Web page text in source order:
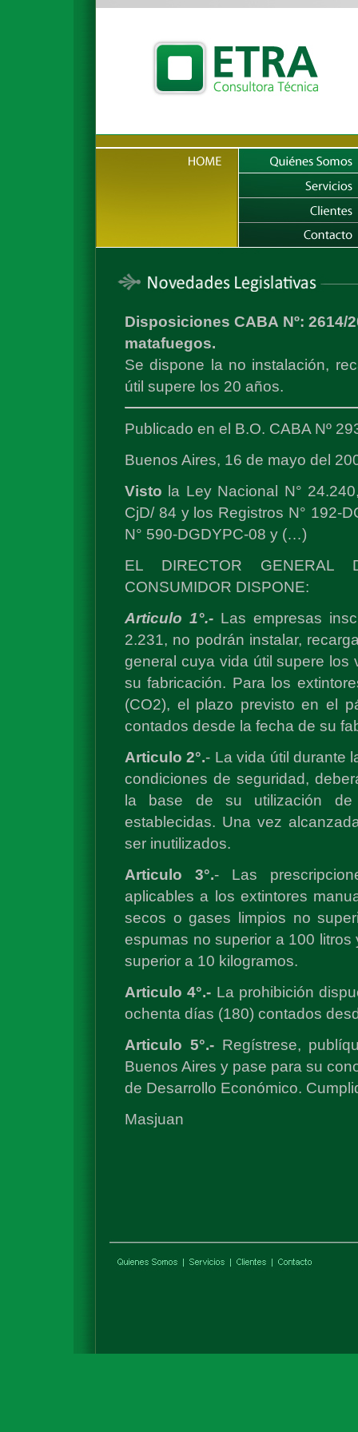
Disposiciones CABA Nº: 2614/
matafuegos.
Se dispone la no instalación,
útil supere los 20 años.
Publicado en el B.O. CABA Nº
Buenos Aires, 16 de mayo del
Visto la Ley Nacional N°
CjD/ 84 y los Registros N° 192-
N° 590-DGDYPC-08 y (…)
EL DIRECTOR GENERAL
CONSUMIDOR DISPONE:
Articulo 1°.- Las empresas
2.231, no podrán instalar,
general cuya vida útil supere
su fabricación. Para los
(CO2), el plazo previsto en el
contados desde la fecha de su
Articulo 2°.- La vida útil durante
condiciones de seguridad,
la base de su utilización
establecidas. Una vez
ser inutilizados.
Articulo 3°.- Las
aplicables a los extintores
secos o gases limpios no
espumas no superior a 100
superior a 10 kilogramos.
Articulo 4°.- La prohibición
ochenta días (180) contados
Articulo 5°.-Regístrese,
Buenos Aires y pase para su
de Desarrollo Económico.
Masjuan